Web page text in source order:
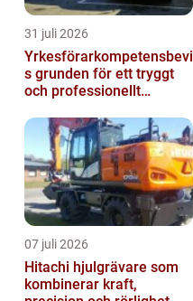
31 juli 2026
Yrkesförarkompetensbevi
s grunden för ett tryggt
och professionellt
07 juli 2026
Hitachi hjulgrävare som
kombinerar kraft,